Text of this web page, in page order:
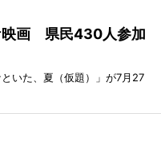
映画 県民430人参加
いた、夏（仮題）」が7月27